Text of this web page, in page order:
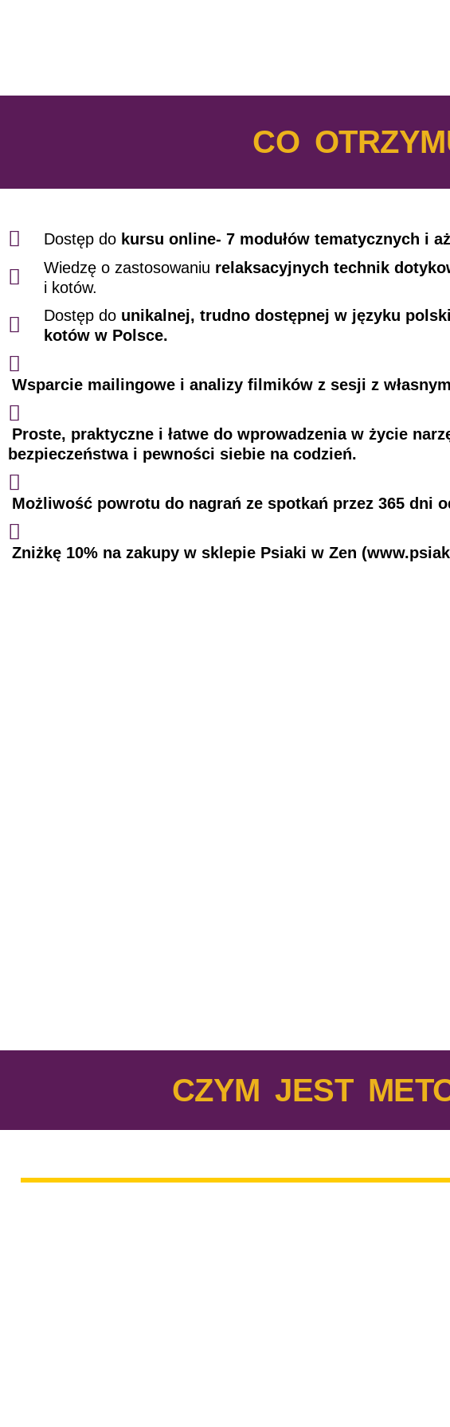
CO
Dostęp do kursu online- 7 modułów tematycznych i
Wiedzę o zastosowaniu relaksacyjnych technik
i kotów.
Dostęp do unikalnej, trudno dostępnej w języku
kotów w Polsce.
Wsparcie mailingowe i analizy filmików z sesji z
Proste, praktyczne i łatwe do wprowadzenia w życie
bezpieczeństwa i pewności siebie na codzień.
Możliwość powrotu do nagrań ze spotkań przez 365 dni
Zniżkę 10% na zakupy w sklepie Psiaki w Zen
CZYM JEST